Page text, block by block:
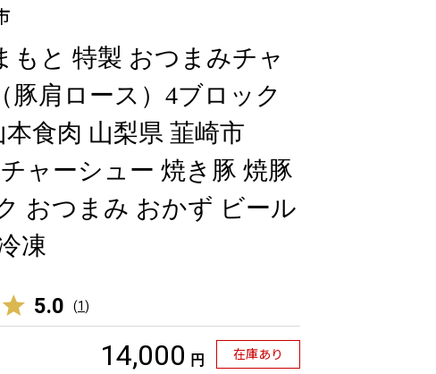
もと 特製 おつまみチャ
豚肩ロース）4ブロック
本食肉 山梨県 韮崎市
チャーシュー 焼き豚 焼豚
おつまみ おかず ビール
凍
5.0 (1)
14,000 円 在庫あり